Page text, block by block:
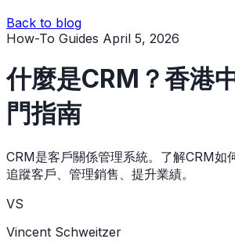
Back to blog
How-To Guides April 5, 2026
什麼是CRM？香港
門指南
CRM是客戶關係管理系統。了解CRM如
追蹤客戶、管理銷售、提升業績。
VS
Vincent Schweitzer